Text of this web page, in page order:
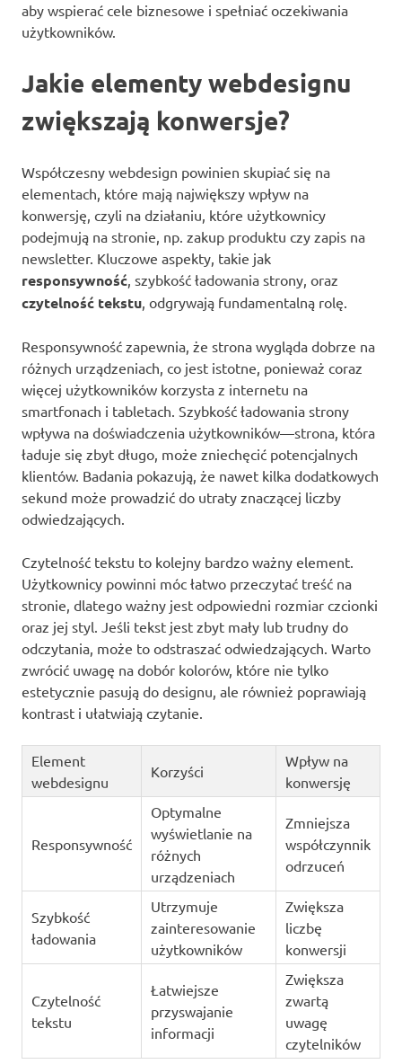
aby wspierać cele biznesowe i spełniać oczekiwania
użytkowników.
Jakie elementy webdesignu
zwiększają konwersje?
Współczesny webdesign powinien skupiać się na
elementach, które mają największy wpływ na
konwersję, czyli na działaniu, które użytkownicy
podejmują na stronie, np. zakup produktu czy zapis na
newsletter. Kluczowe aspekty, takie jak
responsywność, szybkość ładowania strony, oraz
czytelność tekstu, odgrywają fundamentalną rolę.
Responsywność zapewnia, że strona wygląda dobrze na
różnych urządzeniach, co jest istotne, ponieważ coraz
więcej użytkowników korzysta z internetu na
smartfonach i tabletach. Szybkość ładowania strony
wpływa na doświadczenia użytkowników—strona, która
ładuje się zbyt długo, może zniechęcić potencjalnych
klientów. Badania pokazują, że nawet kilka dodatkowych
sekund może prowadzić do utraty znaczącej liczby
odwiedzających.
Czytelność tekstu to kolejny bardzo ważny element.
Użytkownicy powinni móc łatwo przeczytać treść na
stronie, dlatego ważny jest odpowiedni rozmiar czcionki
oraz jej styl. Jeśli tekst jest zbyt mały lub trudny do
odczytania, może to odstraszać odwiedzających. Warto
zwrócić uwagę na dobór kolorów, które nie tylko
estetycznie pasują do designu, ale również poprawiają
kontrast i ułatwiają czytanie.
Element
webdesignu
Korzyści
Wpływ na
konwersję
Responsywność
Optymalne
wyświetlanie na
różnych
urządzeniach
Zmniejsza
współczynnik
odrzuceń
Szybkość
ładowania
Utrzymuje
zainteresowanie
użytkowników
Zwiększa
liczbę
konwersji
Czytelność
tekstu
Łatwiejsze
przyswajanie
informacji
Zwiększa
zwartą
uwagę
czytelników